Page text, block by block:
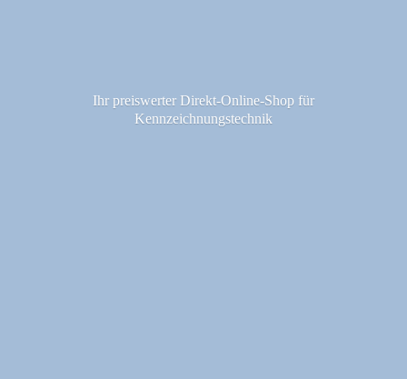
Ihr preiswerter Direkt-Online-Shop für
Kennzeichnungstechnik